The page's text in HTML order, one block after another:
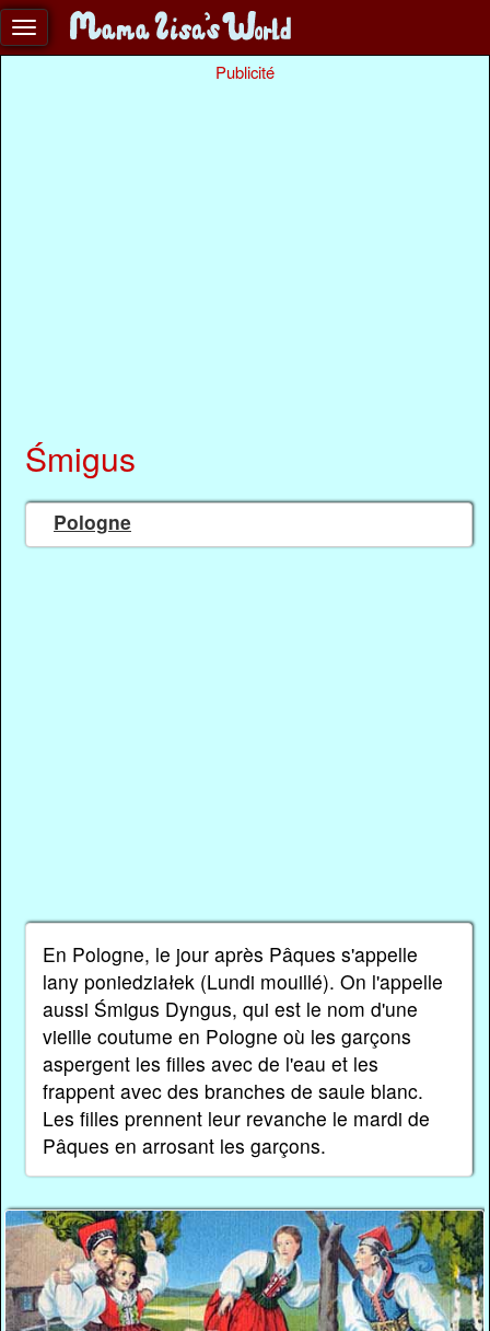
Publicité
Śmigus
Pologne
En Pologne, le jour après Pâques s'appelle
lany poniedziałek (Lundi mouillé). On l'appelle
aussi Śmigus Dyngus, qui est le nom d'une
vieille coutume en Pologne où les garçons
aspergent les filles avec de l'eau et les
frappent avec des branches de saule blanc.
Les filles prennent leur revanche le mardi de
Pâques en arrosant les garçons.